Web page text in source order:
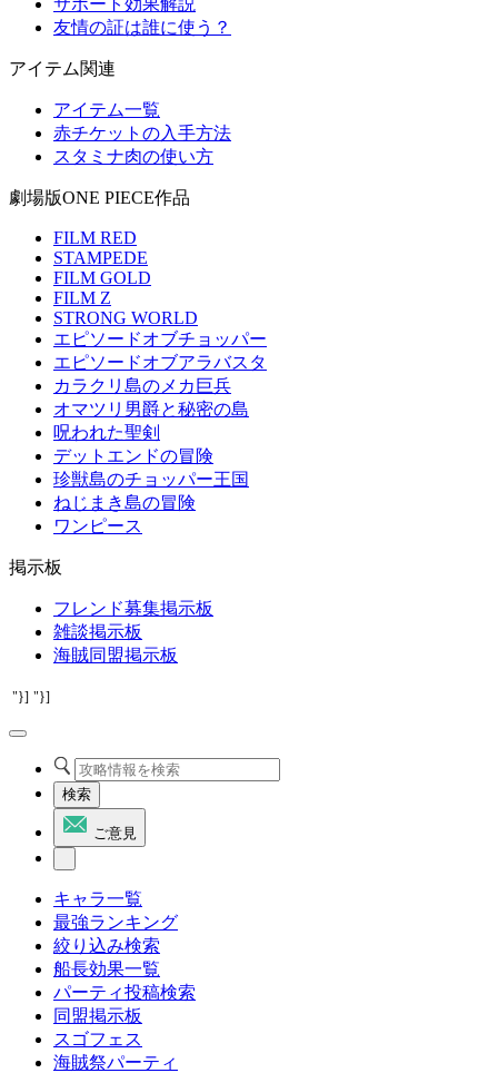
サポート効果解説
友情の証は誰に使う？
アイテム関連
アイテム一覧
赤チケットの入手方法
スタミナ肉の使い方
劇場版ONE PIECE作品
FILM RED
STAMPEDE
FILM GOLD
FILM Z
STRONG WORLD
エピソードオブチョッパー
エピソードオブアラバスタ
カラクリ島のメカ巨兵
オマツリ男爵と秘密の島
呪われた聖剣
デットエンドの冒険
珍獣島のチョッパー王国
ねじまき島の冒険
ワンピース
掲示板
フレンド募集掲示板
雑談掲示板
海賊同盟掲示板
"}] "}]
検索
ご意見
キャラ一覧
最強ランキング
絞り込み検索
船長効果一覧
パーティ投稿検索
同盟掲示板
スゴフェス
海賊祭パーティ